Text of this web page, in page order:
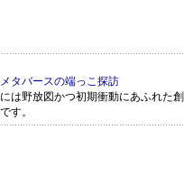
タバースの端っこ探訪
は野放図かつ初期衝動にあふれた創
す。